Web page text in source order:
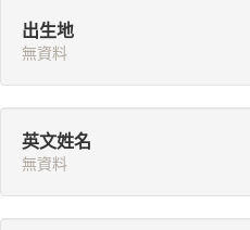
出生地
無資料
英文姓名
無資料